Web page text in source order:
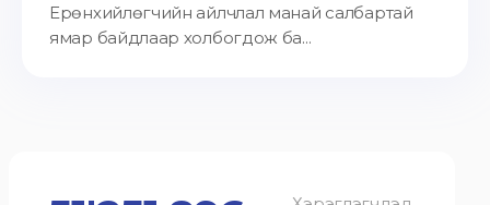
Ерөнхийлөгчийн айлчлал манай салбартай
ямар байдлаар холбогдож ба...